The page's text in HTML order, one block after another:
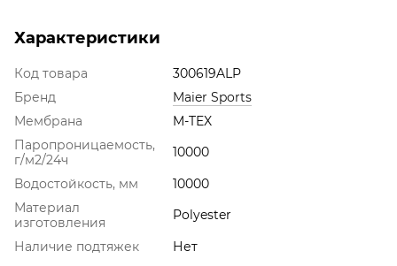
Характеристики
Код товара
300619ALP
Бренд
Maier Sports
Мембрана
M-TEX
Паропроницаемость,
г/м2/24ч
10000
Водостойкость, мм
10000
Материал
изготовления
Polyester
Наличие подтяжек
Нет